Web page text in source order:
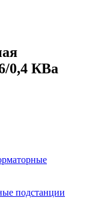
0,4 КВа
подстанции